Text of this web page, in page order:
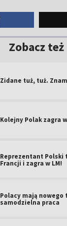
Zobacz też
Zidane tuż, tuż.
Kolejny Polak zagra
Reprezentant Polski
Francji i zagra w LM!
Polacy mają
samodzielna praca